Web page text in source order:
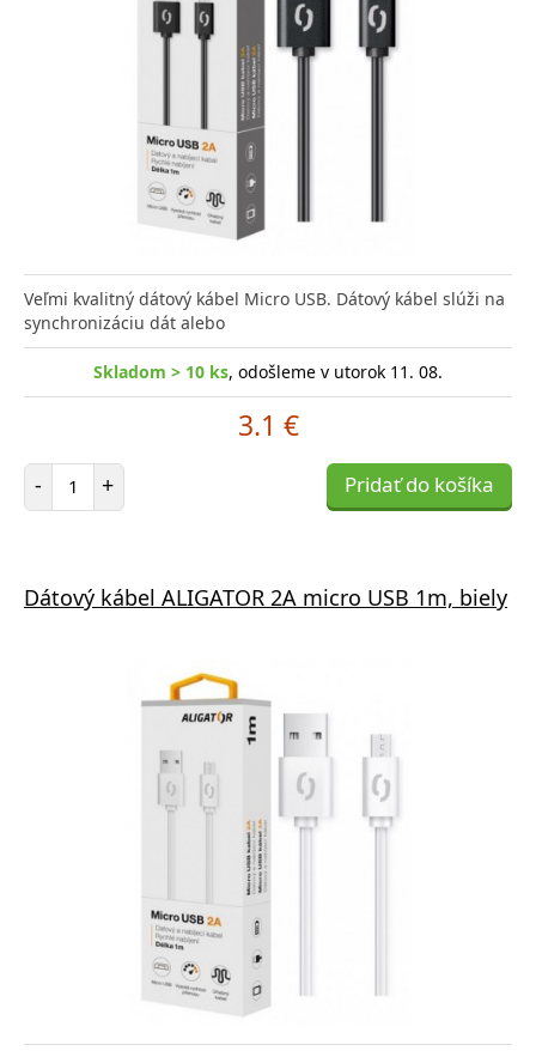
Veľmi kvalitný dátový kábel Micro USB. Dátový kábel slúži na
synchronizáciu dát alebo
Skladom > 10 ks, odošleme v utorok 11. 08.
3.1 €
- Počet položiek
+ Pridať do košíka
Dátový kábel ALIGATOR 2A micro USB 1m, biely